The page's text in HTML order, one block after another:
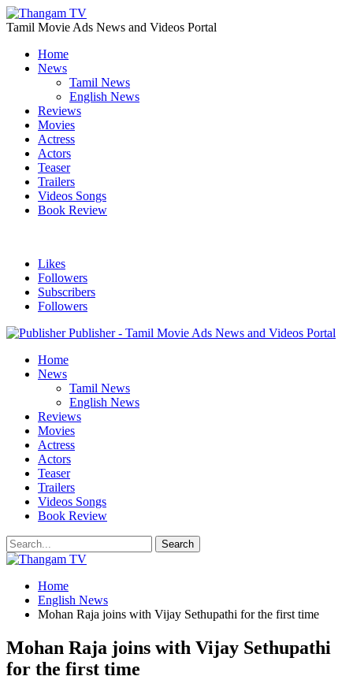
Tamil Movie Ads News and Videos Portal
Home
News
Tamil News
English News
Reviews
Movies
Actress
Actors
Teaser
Trailers
Videos Songs
Book Review
Likes
Followers
Subscribers
Followers
Publisher - Tamil Movie Ads News and Videos Portal
Home
News
Tamil News
English News
Reviews
Movies
Actress
Actors
Teaser
Trailers
Videos Songs
Book Review
Home
English News
Mohan Raja joins with Vijay Sethupathi for the first time
Mohan Raja joins with Vijay Sethupathi
for the first time